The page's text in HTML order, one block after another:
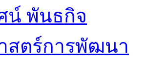
น์ พันธกิจ
สตร์การพัฒนา